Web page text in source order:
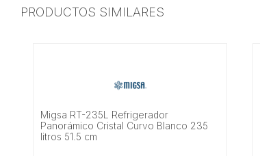
PRODUCTOS SIMILARES
Migsa RT-235L Refrigerador
Panorámico Cristal Curvo Blanco 235
litros 51.5 cm